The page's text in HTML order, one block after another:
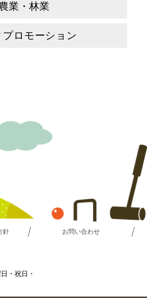
農業・林業
プロモーション
針 お問い合わせ
・祝日・